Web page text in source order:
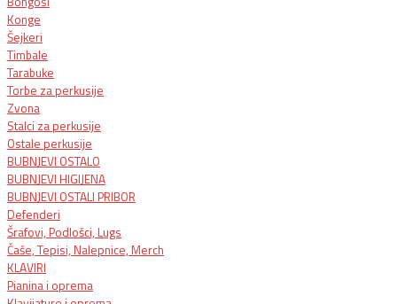
Konge
Šejkeri
Timbale
Tarabuke
Torbe za perkusije
Zvona
Stalci za perkusije
Ostale perkusije
BUBNJEVI OSTALO
BUBNJEVI HIGIJENA
BUBNJEVI OSTALI PRIBOR
Defenderi
Šrafovi, Podlošci, Lugs
Čaše, Tepisi, Nalepnice, Merch
KLAVIRI
Pianina i oprema